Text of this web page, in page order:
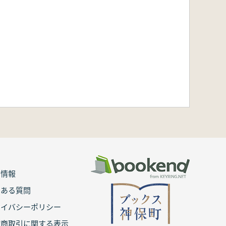
報
る質問
バシーポリシー
取引に関する表示